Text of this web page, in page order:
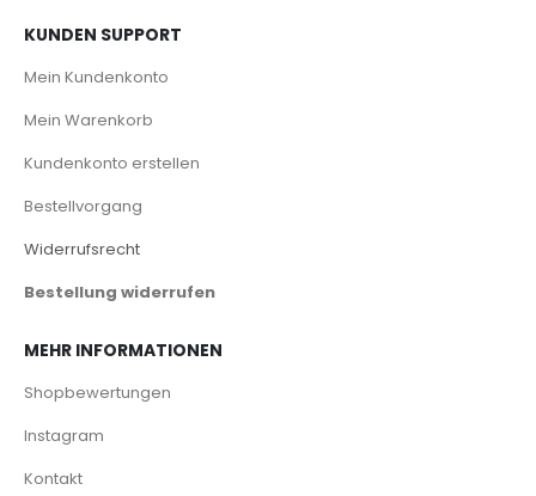
KUNDEN SUPPORT
Mein Kundenkonto
Mein Warenkorb
Kundenkonto erstellen
Bestellvorgang
Widerrufsrecht
Bestellung widerrufen
MEHR INFORMATIONEN
Shopbewertungen
Instagram
Kontakt